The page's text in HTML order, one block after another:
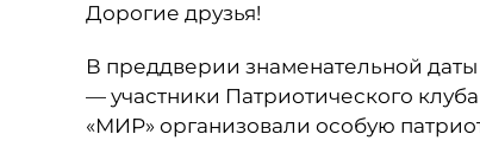
Дорогие друзья!
В преддверии знаменательной
— участники Патриотического
«МИР» организовали особую